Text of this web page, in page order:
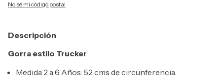
No sé mi código postal
Descripción
Gorra estilo Trucker
Medida 2 a 6 Años: 52 cms de circunferencia.